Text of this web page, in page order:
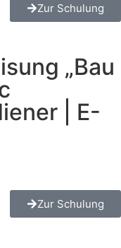
Zur Schulung
„Bau
| E-
Zur Schulung